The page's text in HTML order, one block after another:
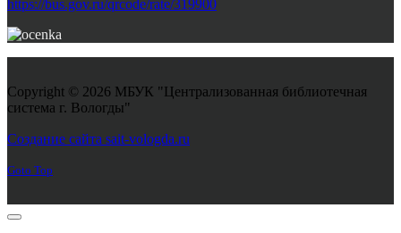
https://bus.gov.ru/qrcode/rate/319900
Copyright © 2026 МБУК "Централизованная библиотечная
система г. Вологды"
Создание сайта sait-vologda.ru
Goto Top